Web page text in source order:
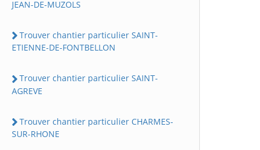
JEAN-DE-MUZOLS
Trouver chantier particulier SAINT-
ETIENNE-DE-FONTBELLON
Trouver chantier particulier SAINT-
AGREVE
Trouver chantier particulier CHARMES-
SUR-RHONE